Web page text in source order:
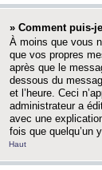
» Comment puis-
À moins que vous
que vos propres
après que le
dessous du
et l’heure. Ceci
administrateur a
avec une
fois que quelqu’un
Haut